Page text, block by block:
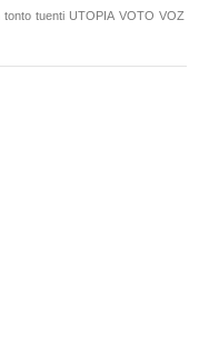
tonto tuenti UTOPIA VOTO VOZ